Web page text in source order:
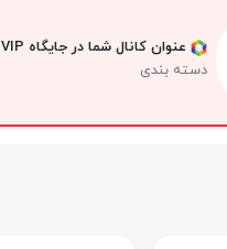
عنوان کانال شما در جایگاه VIP
دسته بندی